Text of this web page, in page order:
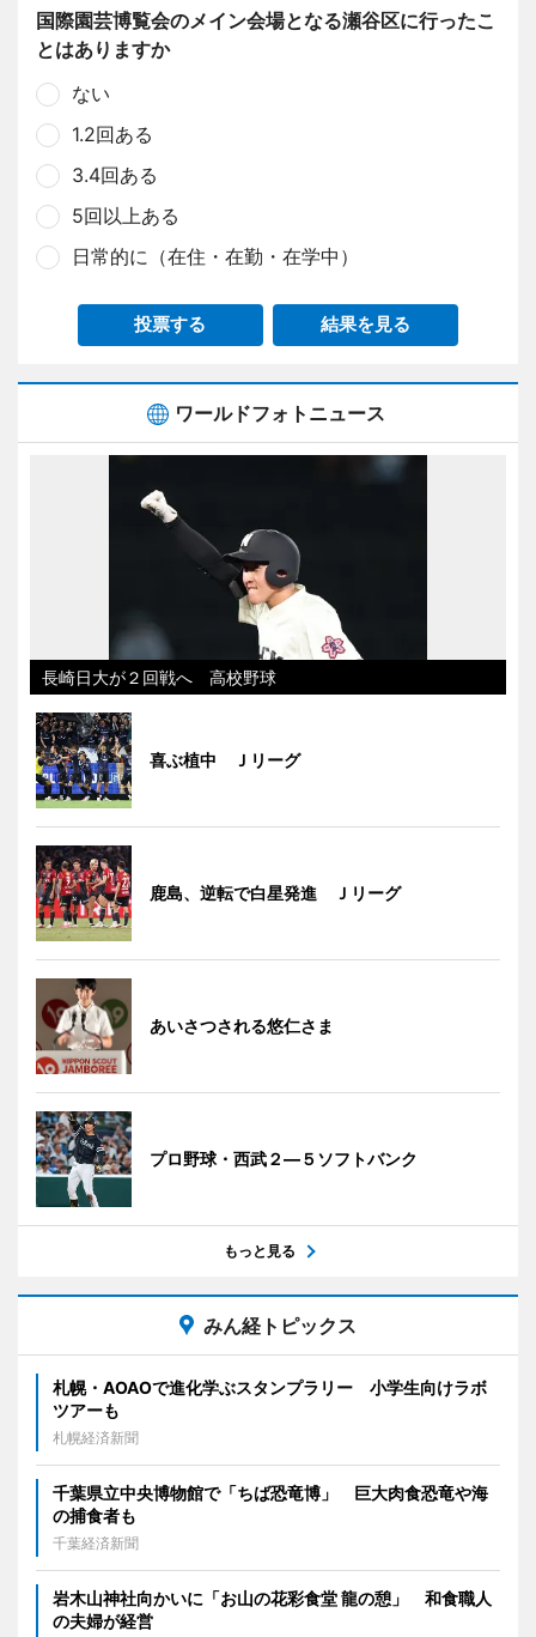
国際園芸博覧会のメイン会場となる瀬谷区に行ったこ
とはありますか
ない
1.2回ある
3.4回ある
5回以上ある
日常的に（在住・在勤・在学中）
投票する 結果を見る
ワールドフォトニュース
長崎日大が２回戦へ 高校野球
喜ぶ植中 Ｊリーグ
鹿島、逆転で白星発進 Ｊリーグ
あいさつされる悠仁さま
プロ野球・西武２―５ソフトバンク
もっと見る
みん経トピックス
札幌・AOAOで進化学ぶスタンプラリー 小学生向けラボ
ツアーも
札幌経済新聞
千葉県立中央博物館で「ちば恐竜博」 巨大肉食恐竜や海
の捕食者も
千葉経済新聞
岩木山神社向かいに「お山の花彩食堂 龍の憩」 和食職人
の夫婦が経営